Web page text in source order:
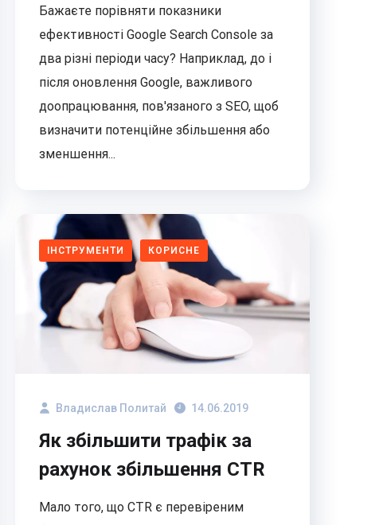
Бажаєте порівняти показники
ефективності Google Search Console за
два різні періоди часу? Наприклад, до і
після оновлення Google, важливого
доопрацювання, пов'язаного з SEO, щоб
визначити потенційне збільшення або
зменшення...
ІНСТРУМЕНТИ КОРИСНЕ
Владислав Политай 14.06.2019
Як збільшити трафік за
рахунок збільшення CTR
Мало того, що CTR є перевіреним